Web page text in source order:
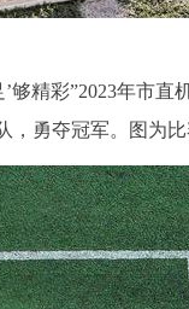
’够精彩”2023年市
，勇夺冠军。图为